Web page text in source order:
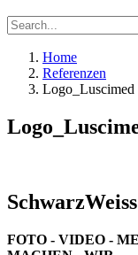
Search
Search
for:
Home
Referenzen
Logo_Luscimed
FOTO - VIDEO -